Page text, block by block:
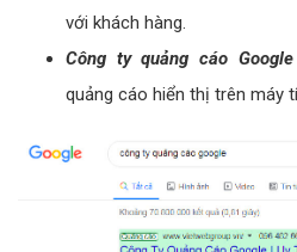
với khách hàng.
Công ty quảng cáo Google
quảng cáo hiển thị trên máy